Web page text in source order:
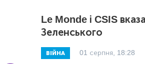
Le Monde і CSIS
Зеленського
ВІЙНА 01 серпня, 18:28